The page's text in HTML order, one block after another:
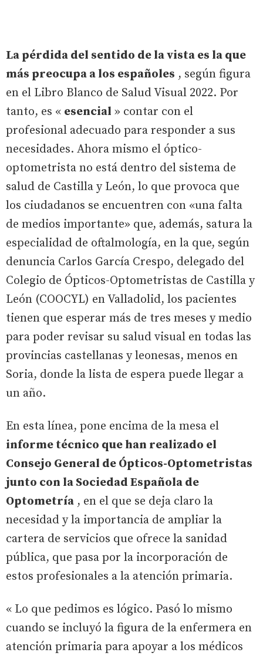
La pérdida del sentido de la vista es la que
más preocupa a los españoles , según figura
en el Libro Blanco de Salud Visual 2022. Por
tanto, es « esencial » contar con el
profesional adecuado para responder a sus
necesidades. Ahora mismo el óptico-
optometrista no está dentro del sistema de
salud de Castilla y León, lo que provoca que
los ciudadanos se encuentren con «una falta
de medios importante» que, además, satura la
especialidad de oftalmología, en la que, según
denuncia Carlos García Crespo, delegado del
Colegio de Ópticos-Optometristas de Castilla y
León (COOCYL) en Valladolid, los pacientes
tienen que esperar más de tres meses y medio
para poder revisar su salud visual en todas las
provincias castellanas y leonesas, menos en
Soria, donde la lista de espera puede llegar a
un año.
En esta línea, pone encima de la mesa el
informe técnico que han realizado el
Consejo General de Ópticos-Optometristas
junto con la Sociedad Española de
Optometría , en el que se deja claro la
necesidad y la importancia de ampliar la
cartera de servicios que ofrece la sanidad
pública, que pasa por la incorporación de
estos profesionales a la atención primaria.
« Lo que pedimos es lógico. Pasó lo mismo
cuando se incluyó la figura de la enfermera en
atención primaria para apoyar a los médicos